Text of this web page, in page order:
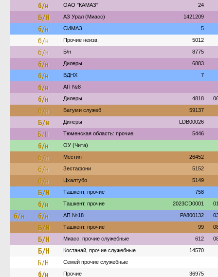
б/н ОАО "КАМАЗ" 24
Б/Н АЗ Урал (Миасс) 1421209
б/н СИМАЗ 5
б/н Прочие неизв. 5012
б/н Б/н 8775
б/н Дилеры 6883
б/н ВДНХ 7
б/н АП №8
б/н Дилеры 4818
б/н Батуми служеб 59137
Б/н Дилеры LDB00026
Б/Н Тюменская область: прочие 5446
б/н ОУ (Чита)
б/н Местия 26452
б/н Зестафони 5152
б/н Цхалтубо 5149
Б/Н Ташкент, прочие 758
б/н Ташкент, прочие 2023CD0001
б/н б/н АП №18 PA800132
Б/Н Ташкент, прочие 99
Б/Н Миасс: прочие служебные 612
Б/Н Костанай, прочие служебные 14570
Б/Н Семей прочие служебные
б/н Прочие 36975